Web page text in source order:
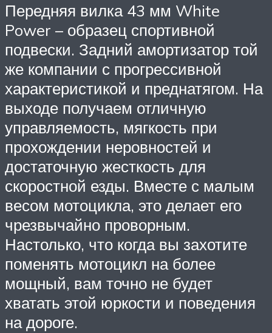
Передняя вилка 43 мм White
Power – образец спортивной
подвески. Задний амортизатор той
же компании с прогрессивной
характеристикой и преднатягом. На
выходе получаем отличную
управляемость, мягкость при
прохождении неровностей и
достаточную жесткость для
скоростной езды. Вместе с малым
весом мотоцикла, это делает его
чрезвычайно проворным.
Настолько, что когда вы захотите
поменять мотоцикл на более
мощный, вам точно не будет
хватать этой юркости и поведения
на дороге.